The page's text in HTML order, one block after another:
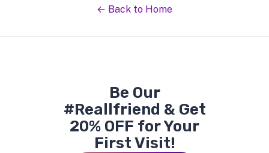
← Back to Home
Be Our
#Reallfriend & Get
20% OFF for Your
First Visit!